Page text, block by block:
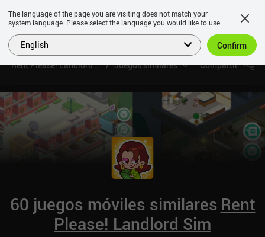
Rent Please! Landlord Sim Juegos similares Compartir
60 juegos móviles similares Rent
Please! Landlord Sim
The language of the page you are visiting does not match your
system language. Please select the language you would like to use.
English Confirm